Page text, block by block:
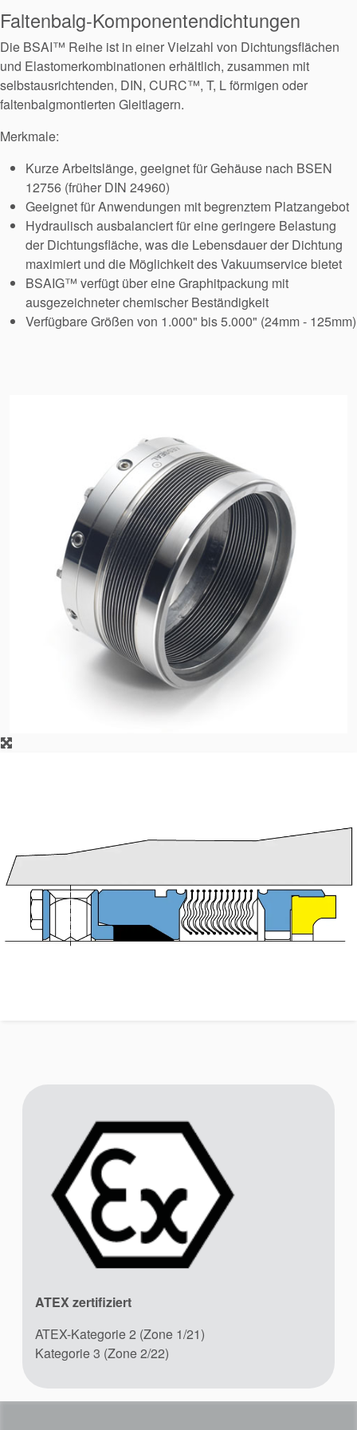
Kontaktieren Sie uns
Standorte
Neuigkeiten
Nachhaltigkeit
Faltenbalg-Komponentendichtungen
Die BSAI™ Reihe ist in einer Vielzahl von Dichtungsflächen
und Elastomerkombinationen erhältlich, zusammen mit
selbstausrichtenden, DIN, CURC™, T, L förmigen oder
faltenbalgmontierten Gleitlagern.
Merkmale:
Kurze Arbeitslänge, geeignet für Gehäuse nach BSEN
12756 (früher DIN 24960)
Geeignet für Anwendungen mit begrenztem Platzangebot
Hydraulisch ausbalanciert für eine geringere Belastung
der Dichtungsfläche, was die Lebensdauer der Dichtung
maximiert und die Möglichkeit des Vakuumservice bietet
BSAIG™ verfügt über eine Graphitpackung mit
ausgezeichneter chemischer Beständigkeit
Verfügbare Größen von 1.000" bis 5.000" (24mm - 125mm)
ATEX zertifiziert
ATEX-Kategorie 2 (Zone 1/21)
Kategorie 3 (Zone 2/22)